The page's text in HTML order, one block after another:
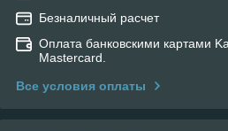
Безналичный расчет
Оплата банковскими картами
Mastercard.
Все условия оплаты